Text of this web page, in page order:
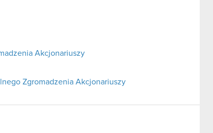
Akcjonariuszy
Zgromadzenia Akcjonariuszy